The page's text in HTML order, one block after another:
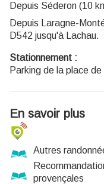
Depuis Séderon (10
Depuis Laragne-
D542 jusqu'à Lachau.
Stationnement :
Parking de la place
En savoir plus
Autres
provençales